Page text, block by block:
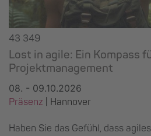
43 349
Lost in agile: Ein Kompass
Projektmanagement
08. - 09.10.2026
Präsenz
Hannover
Haben Sie das Gefühl, dass